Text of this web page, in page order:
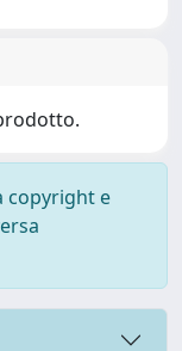
copyright e